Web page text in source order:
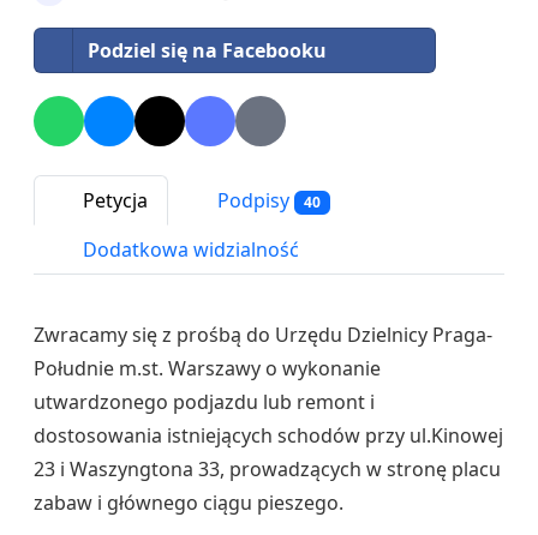
Podziel się na Facebooku
Petycja Podpisy 40
Dodatkowa widzialność
Zwracamy się z prośbą do Urzędu Dzielnicy Praga-
Południe m.st. Warszawy o wykonanie
utwardzonego podjazdu lub remont i
dostosowania istniejących schodów przy ul.Kinowej
23 i Waszyngtona 33, prowadzących w stronę placu
zabaw i głównego ciągu pieszego.